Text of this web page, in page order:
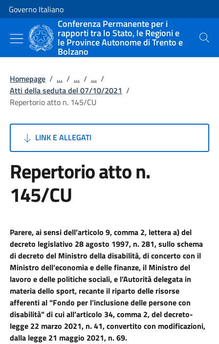
Vai al contenuto
Vai alla navigazione del sito
Governo Italiano
Conferenza Permanente per i
rapporti tra lo Stato, le Regioni e
le Province Autonome di Trento e
Bolzano
Cerca
Homepage / ... / ... / ... /
Atti della seduta del 07/10/2021 /
Repertorio atto n. 145/CU
LINK E ALLEGATI
Repertorio atto n.
145/CU
Parere, ai sensi dell’articolo 9, comma 2, lettera a) del
decreto legislativo 28 agosto 1997, n. 281, sullo schema
di decreto del Ministro della disabilità, di concerto con il
Ministro dell’economia e delle finanze, il Ministro del
lavoro e delle politiche sociali, e l’Autorità delegata in
materia dello sport, recante il riparto delle risorse
afferenti al “Fondo per l’inclusione delle persone con
disabilità” di cui all’articolo 34, comma 2, del decreto-
legge 22 marzo 2021, n. 41, convertito con modificazioni,
dalla legge 21 maggio 2021, n. 69.